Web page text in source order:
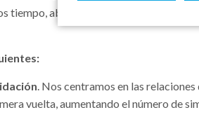
tiempo, abonándose adicionalmente los
. Nos centramos en las
vuelta, aumentando el número de